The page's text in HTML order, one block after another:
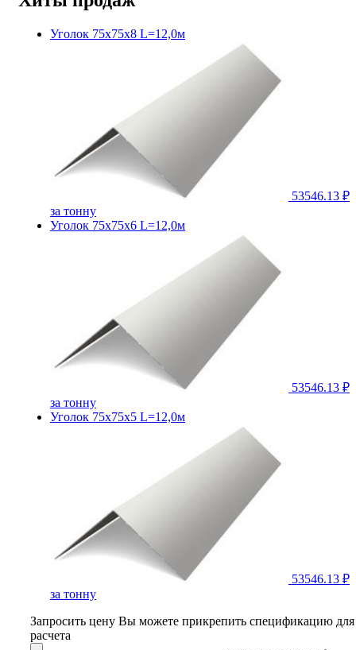
Уголок 75х75х8 L=12,0м
53546.13 ₽
за тонну
Уголок 75х75х6 L=12,0м
53546.13 ₽
за тонну
Уголок 75х75х5 L=12,0м
53546.13 ₽
за тонну
Запросить цену Вы можете прикрепить спецификацию для
расчета